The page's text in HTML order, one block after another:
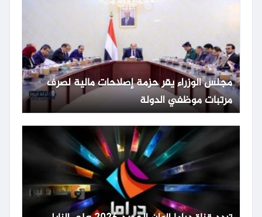
مجلس الوزراء يقر حزمة إصلاحات مالية لصرف
مرتبات موظفي الدولة